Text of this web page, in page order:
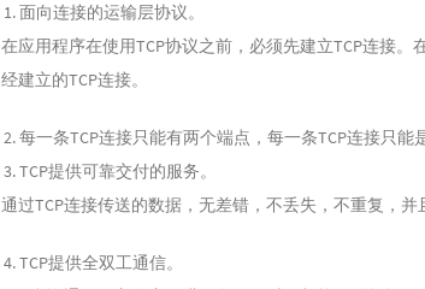
面向连接的运输层协议。
在应用程序在使用TCP协议之前，必须先建立TCP连接
经建立的TCP连接。
每一条TCP连接只能有两个端点，每一条TCP连接只能
TCP提供可靠交付的服务。
通过TCP连接传送的数据，无差错，不丢失，不重复，并
TCP提供全双工通信。